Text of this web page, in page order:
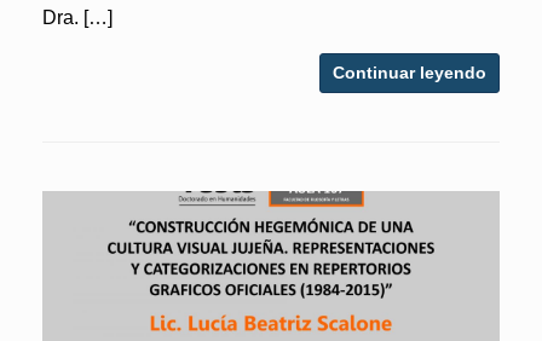
Dra. […]
Continuar leyendo